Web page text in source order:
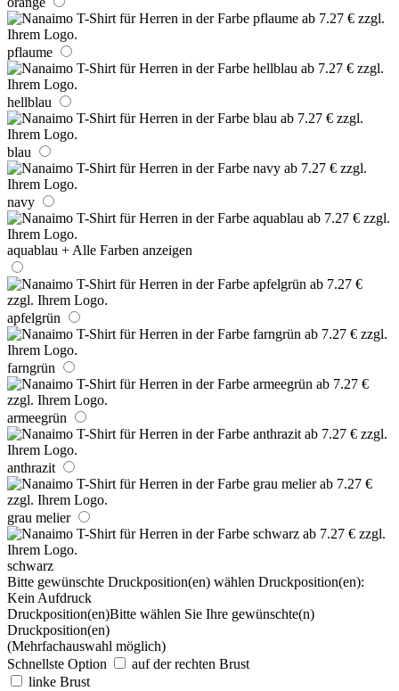
pflaume
hellblau
blau
navy
aquablau + Alle Farben anzeigen
apfelgrün
farngrün
armeegrün
anthrazit
grau melier
schwarz
Bitte gewünschte Druckposition(en) wählen Druckposition(en):
Kein Aufdruck
Druckposition(en)Bitte wählen Sie Ihre gewünschte(n)
Druckposition(en)
(Mehrfachauswahl möglich)
Schnellste Option
auf der rechten Brust
linke Brust